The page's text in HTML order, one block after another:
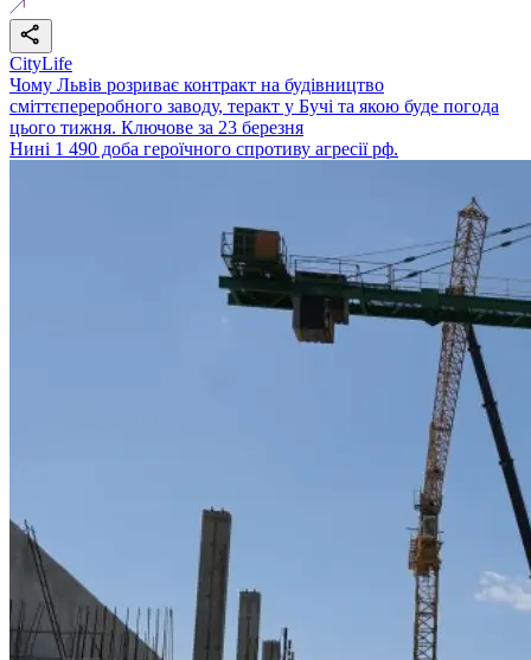
CityLife
Чому Львів розриває контракт на будівництво
сміттєпереробного заводу, теракт у Бучі та якою буде погода
цього тижня. Ключове за 23 березня
Нині 1 490 доба героїчного спротиву агресії рф.